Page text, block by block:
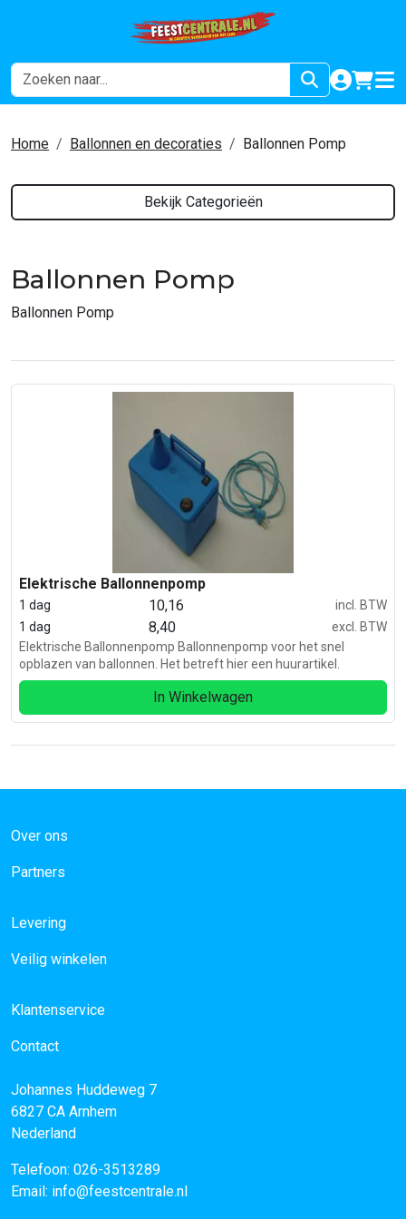
naar
Home Ballonnen en decoraties Ballonnen Pomp
Bekijk Categorieën
Ballonnen Pomp
Ballonnen Pomp
Elektrische Ballonnenpomp
1 dag 10,16
incl. BTW
1 dag
8,40
excl. BTW
Elektrische Ballonnenpomp Ballonnenpomp voor het snel
opblazen van ballonnen. Het betreft hier een huurartikel.
In Winkelwagen
Over ons
Partners
Levering
Veilig winkelen
Klantenservice
Contact
Johannes Huddeweg 7
6827 CA Arnhem
Nederland
Telefoon: 026-3513289
Email: info@feestcentrale.nl